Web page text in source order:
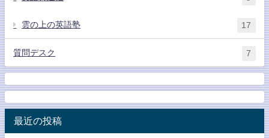
雲の上の英語塾 17
質問デスク 7
最近の投稿